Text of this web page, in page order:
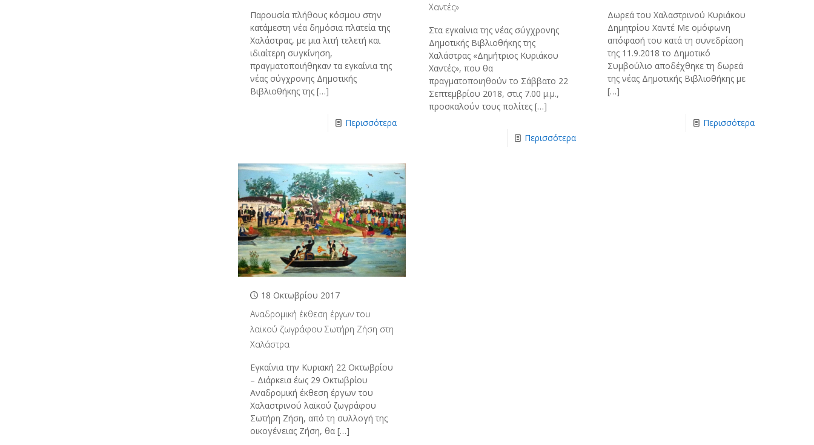
Παρουσία πλήθους κόσμου στην
κατάμεστη νέα δημόσια πλατεία της
Χαλάστρας, με μια λιτή τελετή και
ιδιαίτερη συγκίνηση,
πραγματοποιήθηκαν τα εγκαίνια της
νέας σύγχρονης Δημοτικής
Βιβλιοθήκης της[…]
Περισσότερα
Χαντές»
Στα εγκαίνια της νέας σύγχρονης
Δημοτικής Βιβλιοθήκης της
Χαλάστρας «Δημήτριος Κυριάκου
Χαντές», που θα
πραγματοποιηθούν το Σάββατο 22
Σεπτεμβρίου 2018, στις 7.00 μ.μ.,
προσκαλούν τους πολίτες […]
Περισσότερα
Δωρεά του Χαλαστρινού Κυριάκου
Δημητρίου Χαντέ Με ομόφωνη
απόφασή του κατά τη συνεδρίαση
της 11.9.2018 το Δημοτικό
Συμβούλιο αποδέχθηκε τη δωρεά
της νέας Δημοτικής Βιβλιοθήκης με
[…]
Περισσότερα
18 Οκτωβρίου 2017
Αναδρομική έκθεση έργων του
λαϊκού ζωγράφου Σωτήρη Ζήση στη
Χαλάστρα
Εγκαίνια την Κυριακή 22 Οκτωβρίου
– Διάρκεια έως 29 Οκτωβρίου
Αναδρομική έκθεση έργων του
Χαλαστρινού λαϊκού ζωγράφου
Σωτήρη Ζήση, από τη συλλογή της
οικογένειας Ζήση, θα[…]